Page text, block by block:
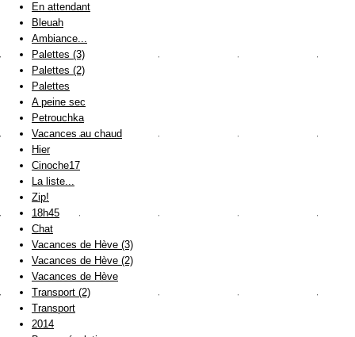
En attendant
Bleuah
Ambiance...
Palettes (3)
Palettes (2)
Palettes
A peine sec
Petrouchka
Vacances au chaud
Hier
Cinoche17
La liste...
Zip!
18h45
Chat
Vacances de Hève (3)
Vacances de Hève (2)
Vacances de Hève
Transport (2)
Transport
2014